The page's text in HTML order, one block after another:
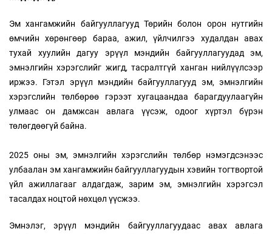
Эм хангамжийн байгууллагууд Төрийн болон орон нутгийн
өмчийн хөрөнгөөр бараа, ажил, үйлчилгээ худалдан авах
тухай хуулийн дагуу эрүүл мэндийн байгууллагуудад эм,
эмнэлгийн хэрэгслийг жигд, тасралтгүй ханган нийлүүлсээр
иржээ. Гэтэл эрүүл мэндийн байгууллагууд эм, эмнэлгийн
хэрэгслийн төлбөрөө гэрээт хугацаандаа барагдуулаагүйн
улмаас он дамжсан авлага үүсэж, одоог хүртэл бүрэн
төлөгдөөгүй байна.
2025 оны эм, эмнэлгийн хэрэгслийн төлбөр нэмэгдсэнээс
улбаалан эм хангамжийн байгууллагуудын хэвийн тогтвортой
үйл ажиллагааг алдагдаж, зарим эм, эмнэлгийн хэрэгсэл
тасалдах ноцтой нөхцөл үүсжээ.
Эмнэлэг, эрүүл мэндийн байгууллагуудаас авах авлага